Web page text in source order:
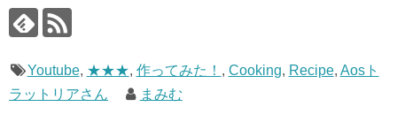
Youtube, ★★★, 作ってみた！ , Cooking, Recipe, Aosト
ラットリアさん
まみむ